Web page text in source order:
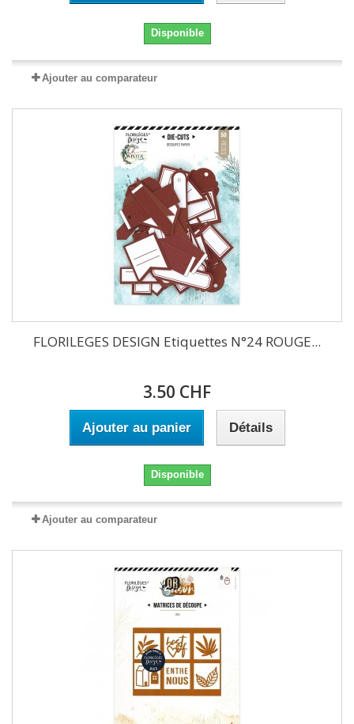
Disponible
Ajouter au comparateur
FLORILEGES DESIGN Etiquettes N°24 ROUGE...
3.50 CHF
Ajouter au panier Détails
Disponible
Ajouter au comparateur